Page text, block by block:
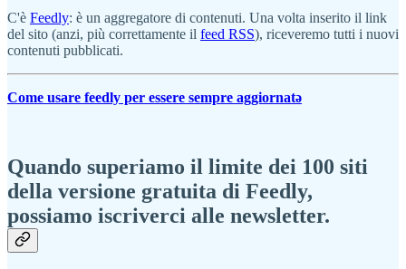
C'è Feedly: è un aggregatore di contenuti. Una volta inserito il link
del sito (anzi, più correttamente il feed RSS), riceveremo tutti i nuovi
contenuti pubblicati.
Come usare feedly per essere sempre aggiornatə
Quando superiamo il limite dei 100 siti
della versione gratuita di Feedly,
possiamo iscriverci alle newsletter.